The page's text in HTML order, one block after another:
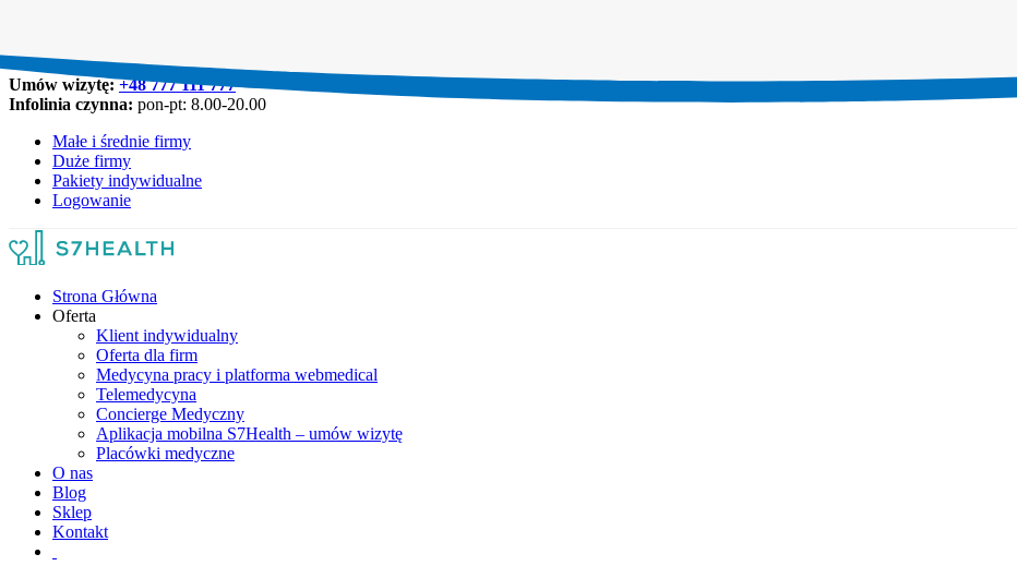
Umów wizytę:+48 777 111 777
Infolinia czynna: pon-pt: 8.00-20.00
Małe i średnie firmy
Duże firmy
Pakiety indywidualne
Logowanie
Strona Główna
Oferta
Klient indywidualny
Oferta dla firm
Medycyna pracy i platforma webmedical
Telemedycyna
Concierge Medyczny
Aplikacja mobilna S7Health – umów wizytę
Placówki medyczne
O nas
Blog
Sklep
Kontakt